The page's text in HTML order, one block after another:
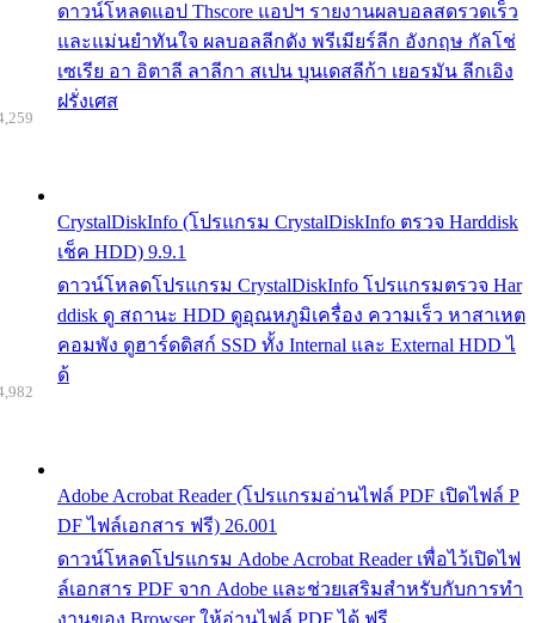
ดาวน์โหลดแอป Thscore แอปฯ รายงานผลบอลสดรวดเร็ว
และแม่นยำทันใจ ผลบอลลีกดัง พรีเมียร์ลีก อังกฤษ กัลโช่
เซเรีย อา อิตาลี ลาลีกา สเปน บุนเดสลีก้า เยอรมัน ลีกเอิง
ฝรั่งเศส
CrystalDiskInfo (โปรแกรม CrystalDiskInfo ตรวจ Harddisk
เช็ค HDD) 9.9.1
ดาวน์โหลดโปรแกรม CrystalDiskInfo โปรแกรมตรวจ Har
ddisk ดู สถานะ HDD ดูอุณหภูมิเครื่อง ความเร็ว หาสาเหต
คอมพัง ดูฮาร์ดดิสก์ SSD ทั้ง Internal และ External HDD ไ
ด้
Adobe Acrobat Reader (โปรแกรมอ่านไฟล์ PDF เปิดไฟล์ P
DF ไฟล์เอกสาร ฟรี) 26.001
ดาวน์โหลดโปรแกรม Adobe Acrobat Reader เพื่อไว้เปิดไฟ
ล์เอกสาร PDF จาก Adobe และช่วยเสริมสำหรับกับการทำ
งานของ Browser ให้อ่านไฟล์ PDF ได้ ฟรี